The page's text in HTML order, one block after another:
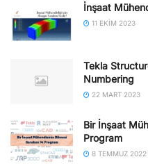
İnşaat
11 EKIM 2023
Tekla
Numbering
22 MART 2023
Bir İnşaat
Program
8 TEMMUZ